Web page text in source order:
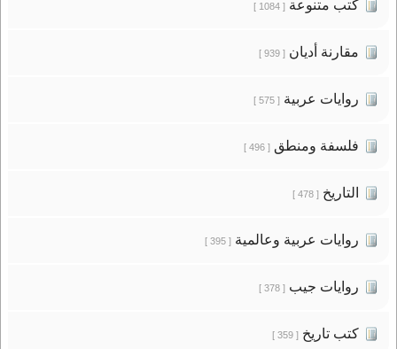
كتب متنوعة[ 1084 ]
مقارنة أديان[ 939 ]
روايات عربية[ 575 ]
فلسفة ومنطق[ 496 ]
التاريخ[ 478 ]
روايات عربية وعالمية[ 395 ]
روايات جيب[ 378 ]
كتب تاريخ[ 359 ]